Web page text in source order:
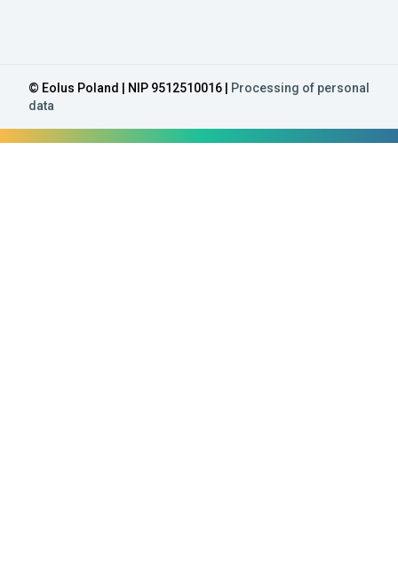
© Eolus Poland | NIP 9512510016 |
Processing of personal
data